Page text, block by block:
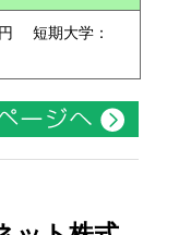
短期大学：